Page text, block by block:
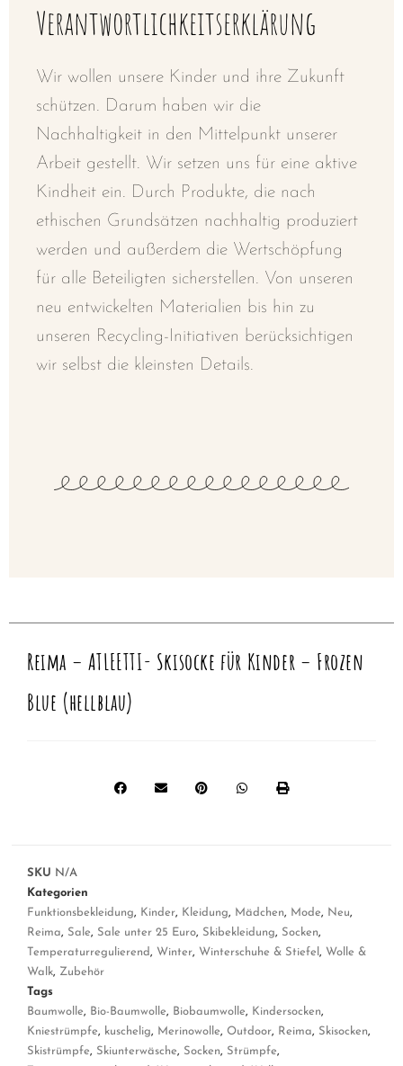
Verantwortlichkeitserklärung
Wir wollen unsere Kinder und ihre Zukunft
schützen. Darum haben wir die
Nachhaltigkeit in den Mittelpunkt unserer
Arbeit gestellt. Wir setzen uns für eine aktive
Kindheit ein. Durch Produkte, die nach
ethischen Grundsätzen nachhaltig produziert
werden und außerdem die Wertschöpfung
für alle Beteiligten sicherstellen. Von unseren
neu entwickelten Materialien bis hin zu
unseren Recycling-Initiativen berücksichtigen
wir selbst die kleinsten Details.
Reima – ATLEETTI- Skisocke für Kinder – Frozen
Blue (hellblau)
SKU N/A
Kategorien
Funktionsbekleidung, Kinder, Kleidung, Mädchen, Mode, Neu,
Reima, Sale, Sale unter 25 Euro, Skibekleidung, Socken,
Temperaturregulierend, Winter, Winterschuhe & Stiefel , Wolle &
Walk, Zubehör
Tags
Baumwolle, Bio-Baumwolle, Biobaumwolle, Kindersocken,
Kniestrümpfe, kuschelig, Merinowolle, Outdoor, Reima, Skisocken,
Skistrümpfe, Skiunterwäsche, Socken, Strümpfe,